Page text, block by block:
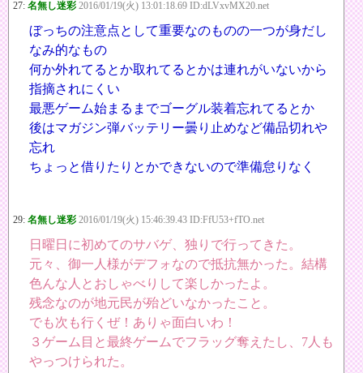
27: 名無し迷彩 2016/01/19(火) 13:01:18.69 ID:dLVxvMX20.net
ぼっちの注意点として重要なのものの一つが身だし
なみ的なもの
何か外れてるとか取れてるとかは連れがいないから
指摘されにくい
最悪ゲーム始まるまでゴーグル装着忘れてるとか
後はマガジン弾バッテリー曇り止めなど備品切れや
忘れ
ちょっと借りたりとかできないので準備怠りなく
29: 名無し迷彩 2016/01/19(火) 15:46:39.43 ID:FfU53+fTO.net
日曜日に初めてのサバゲ、独りで行ってきた。
元々、御一人様がデフォなので抵抗無かった。結構
色んな人とおしゃべりして楽しかったよ。
残念なのが地元民が殆どいなかったこと。
でも次も行くぜ！ありゃ面白いわ！
３ゲーム目と最終ゲームでフラッグ奪えたし、7人も
やっつけられた。